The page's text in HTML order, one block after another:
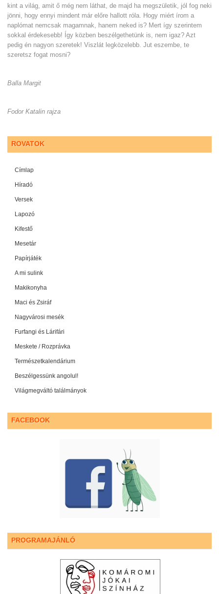
kint a világ, amit ő még nem láthat, de majd ha megszületik, jól fog neki
jönni, hogy ennyi mindent már előre hallott róla. Hogy miért írom a
naplómat nemcsak magamnak, hanem neked is? Mert így szerintem
sokkal érdekesebb! Így közben beszélgethetünk is, nem igaz? Azt
pedig én nagyon szeretek! Viszlát legközelebb. Jut eszembe, te
szeretsz fogat mosni?
Balla Margit
Fodor Katalin rajza
ROVATOK
Címlap
Híradó
Versek
Lapozó
Kifestő
Mesetár
Papírjáték
A mi sulink
Makikonyha
Maci és Zsiráf
Nagyvárosi mesék
Furfangi és Lárifári
Meskete / Rozprávka
Természetkalendárium
Beszélgessünk angolul!
Világmegváltó találmányok
FACEBOOK
PROGRAMAJÁNLÓ